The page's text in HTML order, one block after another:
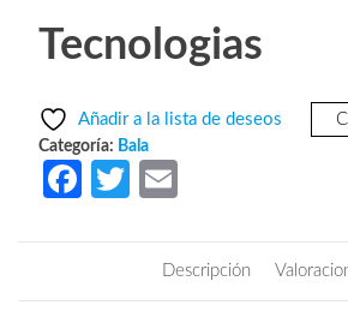
Tecnologias
Añadir a la lista de deseos
Categoría: Bala
Fa
T
itt
ail
Descripción